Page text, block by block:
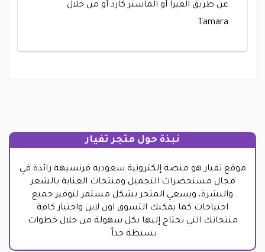
عن طريق الفيزا أو الماستر كارد أو من خلال
Tamara.
نبذة حول متجر تفيار
موقع تفيار هو منصة إلكترونية سعودية فرنسيهة رائدة في
مجال مستحضرات التجميل ومنتجات العناية بالشعر
والبشرة، ويسعي المتجر بشكل مستمر لتوفير جميع
احتياجات كما يمكنك التسوق اون لاين واختيار كافة
منتجاتك التي تحتاج إليها بكل سهولة من خلال خطوات
بسيطة جداً.